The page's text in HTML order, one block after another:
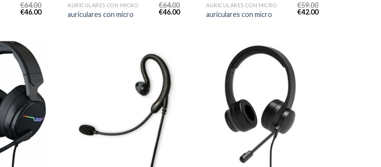
€64.00
€46.00
AURICULARES CON MICRO
auriculares con micro
€64.00
€46.00
AURICULARES CON MICRO
auriculares con micro
€59.00
€42.00